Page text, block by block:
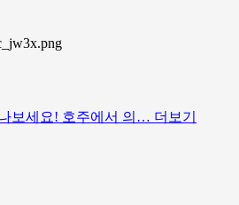
보세요! 호주에서 의… 더보기